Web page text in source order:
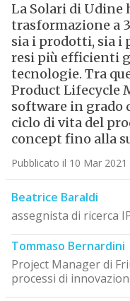
La Solari di
trasformazione a
sia i prodotti, sia i
resi più efficienti
tecnologie. Tra
Product Lifecycle
software in
ciclo di vita del
concept fino alla
Pubblicato il 10 Mar 2021
Beatrice Baraldi
assegnista di ricerca
Tommaso Bernardini
Project Manager di
processi di